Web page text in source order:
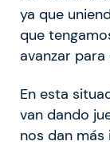
ya que
que
avanzar
En esta
van dando
nos dan más